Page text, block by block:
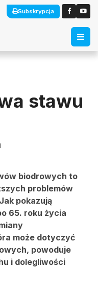
Subskrypcja
stawu
biodrowych to
problemów
pokazują
65. roku życia
może dotyczyć
powoduje
i dolegliwości